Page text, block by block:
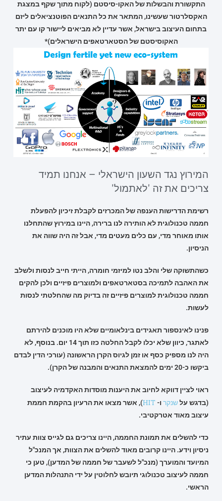
התקשורת והבשלות של האקו-סיסטם (לקוח מתוך שקף במצגת
האקסלרטור שעשינו, המתאר את כל התנאים הפוטנציאלים ליזם
בתחום העיצוב בישראל, אשר עדיין לא מביאים ליישור קו עם יתר
האקוסיסטם של הסטארטאפים הישראלים)*
המירוץ נגד השעון הישראלי – אנחנו תמיד
צריכים את זה 'לאתמול'
רשימת הדרישות הענפה של המכרזים לקבלת זיכיון להפעלת
חממה טכנולוגית לא הותירה לנו ברירה, היינו במירוץ שהתחלנו
אותו מאוחר מדי, עם כלים מעטים מדי, אבל זה היה שווה את
הניסיון.
כשהתשוקה שלי והלב נטו למיזמי חומרה, הייתי חייב לנסות ולשלב
את האהבה לתמיכה בסטארטאפים ולמוצרים פיזיים ולכן להקים
חממה טכנולוגית למוצרים פיזיים זה בדיוק מה שהחלטתי לנסות
לעשות.
פנינו לאינספור תאגידים בינלאומיים שלא היו מוכנים להירתם
לאתגר, כיוון שלא יכלו לקבל החלטה כזו תוך 14 יום. בנוסף, לא
היה לנו מספיק כסף או זמן לגיוס הקרן הראשונה (עורכי הדין לבדם
ביקשו כ-20 ימים להמצאת התנאים והמבנה של הקרן).
ראוי לציין דווקא לחיוב את היענות מוסדות האקדמיה לעיצוב
(בדגש עלשנקר ו- HIT), אשר מצאו את הרעיון בהקמת חממת
עיצוב מאוד אטרקטיבי.
כדי להשלים את תמונת החממה, היינו צריכים גם לגייס צוות עתיר
ניסיון וידע. היינו קרובים מאוד להשלים את הצוות, אך המנכ"ל
המיועד והמוערך (מנכ"ל לשעבר של חממה של המדען), טען כי
חממה לעיצוב טכנולוגי תיובש לחלוטין על ידי התנהלות המדען
הראשי.